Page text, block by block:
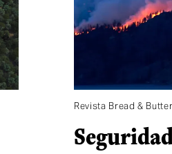
Revista Bread &